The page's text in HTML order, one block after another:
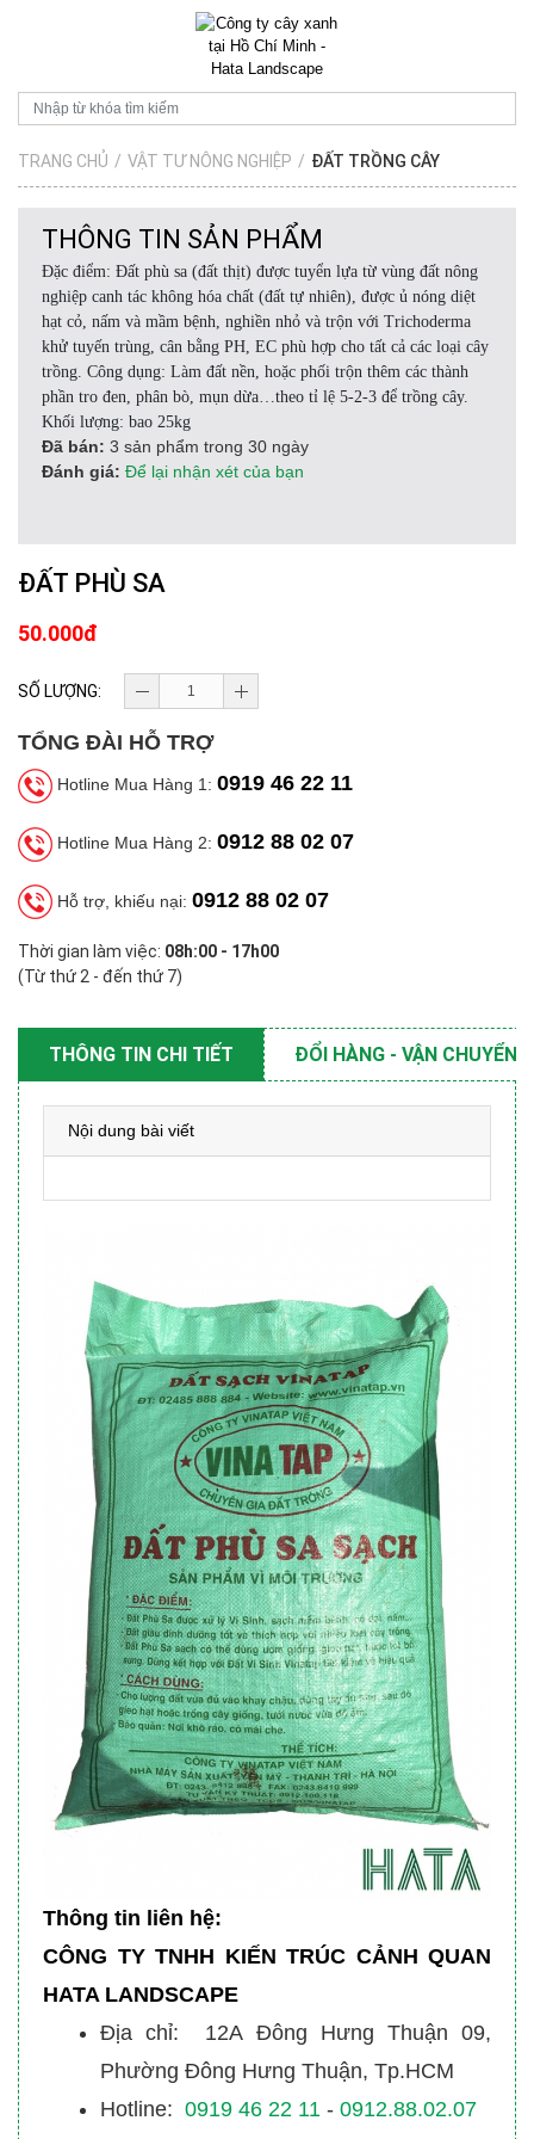
TRANG CHỦ / VẬT TƯ NÔNG NGHIỆP / ĐẤT TRỒNG CÂY
THÔNG TIN SẢN PHẨM
Đặc điểm: Đất phù sa (đất thịt) được tuyển lựa từ vùng đất nông
nghiệp canh tác không hóa chất (đất tự nhiên), được ủ nóng diệt
hạt cỏ, nấm và mầm bệnh, nghiền nhỏ và trộn với Trichoderma
khử tuyến trùng, cân bằng PH, EC phù hợp cho tất cả các loại cây
trồng. Công dụng: Làm đất nền, hoặc phối trộn thêm các thành
phần tro đen, phân bò, mụn dừa…theo tỉ lệ 5-2-3 để trồng cây.
Khối lượng: bao 25kg
Đã bán: 3 sản phẩm trong 30 ngày
Đánh giá: Để lại nhận xét của bạn
ĐẤT PHÙ SA
50.000đ
SỐ LƯỢNG:
TỔNG ĐÀI HỖ TRỢ
Hotline Mua Hàng 1: 0919 46 22 11
Hotline Mua Hàng 2: 0912 88 02 07
Hỗ trợ, khiếu nại: 0912 88 02 07
Thời gian làm việc: 08h:00 - 17h00
(Từ thứ 2 - đến thứ 7)
THÔNG TIN CHI TIẾT ĐỔI HÀNG - VẬN CHUYỂN
Nội dung bài viết
Thông tin liên hệ:
CÔNG TY TNHH KIẾN TRÚC CẢNH QUAN
HATA LANDSCAPE
Địa chỉ: 12A Đông Hưng Thuận 09,
Phường Đông Hưng Thuận, Tp.HCM
Hotline: 0919 46 22 11 - 0912.88.02.07